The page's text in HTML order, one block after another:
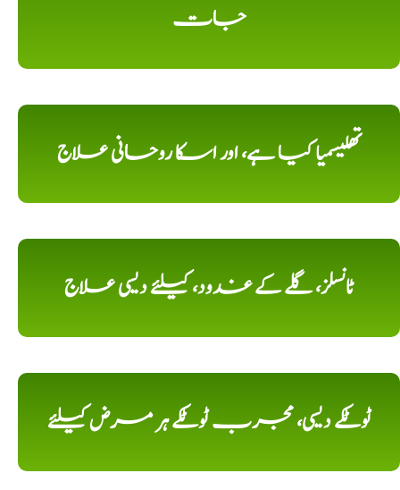
جات
تھلیسمیا کیا ہے، اور اسکا روحانی علاج
ٹانسلز، گلے کے غدود، کیلئے دیسی علاج
ٹوٹکے دیسی، مجرب ٹوٹکے ہر مرض کیلئے